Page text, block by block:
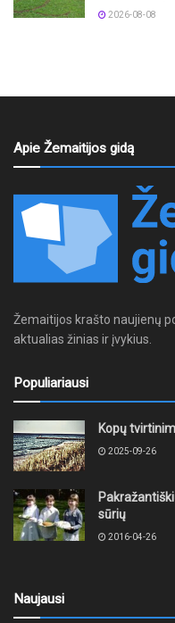
2026-08-08
Apie Žemaitijos gidą
Žemaitijos krašto naujienų
aktualias žinias ir įvykius.
Populiariausi
Kopų
2025-09-26
sūrių
2016-04-26
Naujausi